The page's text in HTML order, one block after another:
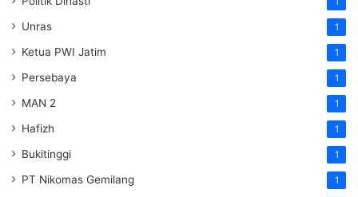
Unras 1
Ketua PWI Jatim 1
Persebaya 1
MAN 2 1
Hafizh 1
Bukitinggi 1
PT Nikomas Gemilang 1